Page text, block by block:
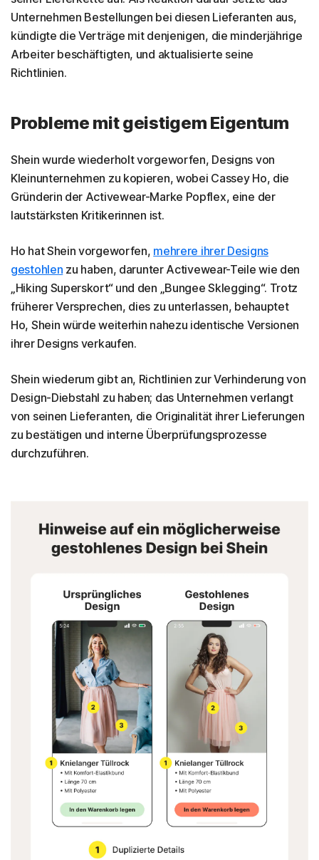
Unternehmen Bestellungen bei diesen Lieferanten aus,
kündigte die Verträge mit denjenigen, die minderjährige
Arbeiter beschäftigten, und aktualisierte seine
Richtlinien.
Probleme mit geistigem Eigentum
Shein wurde wiederholt vorgeworfen, Designs von
Kleinunternehmen zu kopieren, wobei Cassey Ho, die
Gründerin der Activewear-Marke Popflex, eine der
lautstärksten Kritikerinnen ist.
Ho hat Shein vorgeworfen, mehrere ihrer Designs
gestohlen zu haben, darunter Activewear-Teile wie den
„Hiking Superskort“ und den „Bungee Sklegging“. Trotz
früherer Versprechen, dies zu unterlassen, behauptet
Ho, Shein würde weiterhin nahezu identische Versionen
ihrer Designs verkaufen.
Shein wiederum gibt an, Richtlinien zur Verhinderung von
Design-Diebstahl zu haben; das Unternehmen verlangt
von seinen Lieferanten, die Originalität ihrer Lieferungen
zu bestätigen und interne Überprüfungsprozesse
durchzuführen.